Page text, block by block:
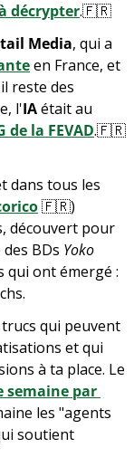
décrypter.🇫🇷
Media, qui a
en France, et
l'IA était au
de la FEVAD.🇫🇷
dans tous les
🇫🇷)
découvert pour
BDs Yoko
qui ont émergé :
trucs qui peuvent
et qui
à ta place. Le
semaine par
les "agents
soutient